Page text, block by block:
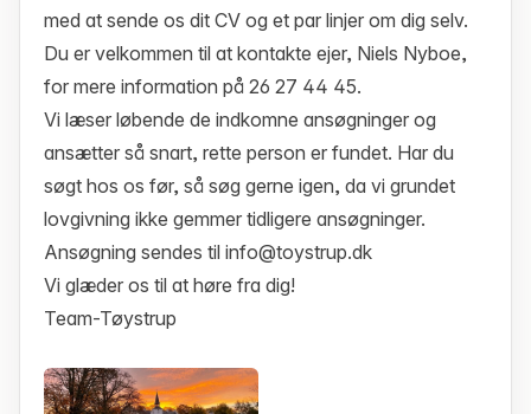
med at sende os dit CV og et par linjer om dig selv.
Du er velkommen til at kontakte ejer, Niels Nyboe,
for mere information på 26 27 44 45.
Vi læser løbende de indkomne ansøgninger og
ansætter så snart, rette person er fundet. Har du
søgt hos os før, så søg gerne igen, da vi grundet
lovgivning ikke gemmer tidligere ansøgninger.
Ansøgning sendes til info@toystrup.dk
Vi glæder os til at høre fra dig!
Team-Tøystrup